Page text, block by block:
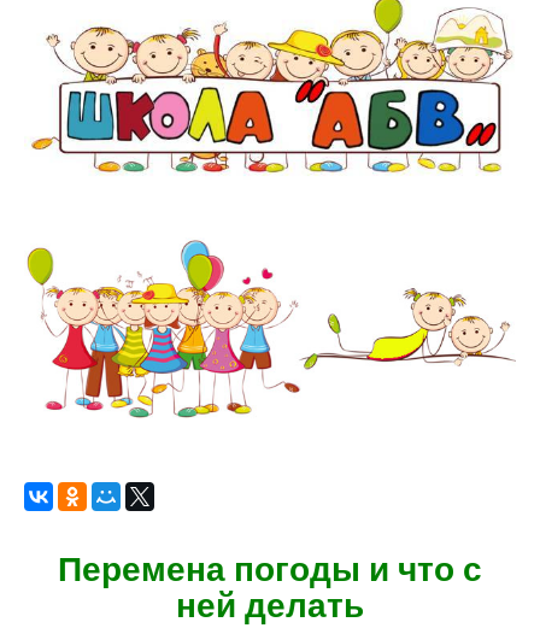
Перемена погоды и что с
ней делать